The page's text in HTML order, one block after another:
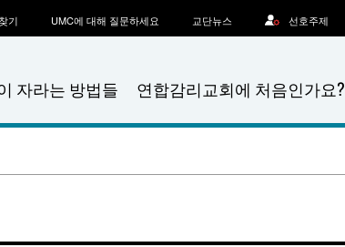
자라는 방법들 연합감리교회에 처음인가요?
기 UMC에 대해 질문하세요 교단뉴스 선호주제